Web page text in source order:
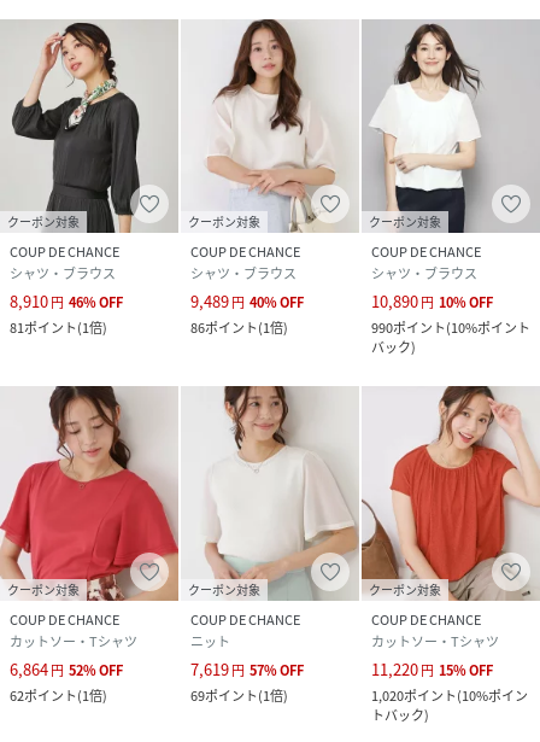
クーポン対象
COUP DE CHANCE
シャツ・ブラウス
8,910円 46%OFF
81ポイント(1倍)
クーポン対象
COUP DE CHANCE
シャツ・ブラウス
9,489円 40%OFF
86ポイント(1倍)
クーポン対象
COUP DE CHANCE
シャツ・ブラウス
10,890円 10%OFF
990ポイント(10%ポイント
バック)
クーポン対象
COUP DE CHANCE
カットソー・Tシャツ
6,864円 52%OFF
62ポイント(1倍)
クーポン対象
COUP DE CHANCE
ニット
7,619円 57%OFF
69ポイント(1倍)
クーポン対象
COUP DE CHANCE
カットソー・Tシャツ
11,220円 15%OFF
1,020ポイント(10%ポイン
トバック)